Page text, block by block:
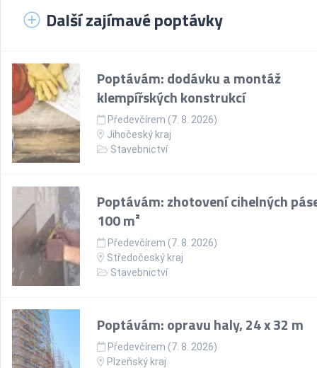
Další zajímavé poptávky
Poptávám: dodávku a montáž
klempířských konstrukcí
Předevčírem (7. 8. 2026)
Jihočeský kraj
Stavebnictví
Poptávám: zhotovení cihelných
100 m²
Předevčírem (7. 8. 2026)
Středočeský kraj
Stavebnictví
Poptávám: opravu haly, 24 x 32 m
Předevčírem (7. 8. 2026)
Plzeňský kraj